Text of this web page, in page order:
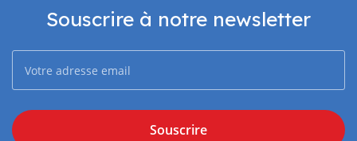
Souscrire à notre newsletter
Souscrire